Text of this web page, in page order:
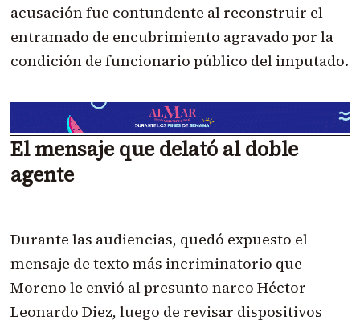
acusación fue contundente al reconstruir el
entramado de encubrimiento agravado por la
condición de funcionario público del imputado.
El mensaje que delató al doble
agente
Durante las audiencias, quedó expuesto el
mensaje de texto más incriminatorio que
Moreno le envió al presunto narco Héctor
Leonardo Diez, luego de revisar dispositivos